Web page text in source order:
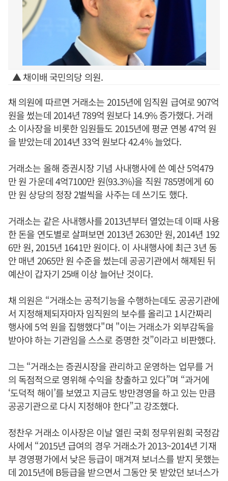
▲ 채이배 국민의당 의원.
채 의원에 따르면 거래소는 2015년에 임직원 급여로 907억
원을 썼는데 2014년 789억 원보다 14.9% 증가했다. 거래
소 이사장을 비롯한 임원들도 2015년에 평균 연봉 47억 원
을 받았는데 2014년 33억 원보다 42.4% 늘었다.
거래소는 올해 증권시장 기념 사내행사에 쓴 예산 5억479
만 원 가운데 4억7100만 원(93.3%)을 직원 785명에게 60
만 원 상당의 정장 2벌씩을 사주는 데 쓰기도 했다.
거래소는 같은 사내행사를 2013년부터 열었는데 이때 사용
한 돈을 연도별로 살펴보면 2013년 2630만 원, 2014년 192
6만 원, 2015년 1641만 원이다. 이 사내행사에 최근 3년 동
안 매년 2065만 원 수준을 썼는데 공공기관에서 해제된 뒤
예산이 갑자기 25배 이상 늘어난 것이다.
채 의원은 “거래소는 공적기능을 수행하는데도 공공기관에
서 지정해제되자마자 임직원의 보수를 올리고 1시간짜리
행사에 5억 원을 집행했다"며 "이는 거래소가 외부감독을
받아야 하는 기관임을 스스로 증명한 것”이라고 비판했다.
그는 “거래소는 증권시장을 관리하고 운영하는 업무를 거
의 독점적으로 영위해 수익을 창출하고 있다”며 “과거에
‘도덕적 해이’를 보였고 지금도 방만경영을 하고 있는 만큼
공공기관으로 다시 지정해야 한다”고 강조했다.
정찬우 거래소 이사장은 이날 열린 국회 정무위원회 국정감
사에서 “2015년 급여의 경우 거래소가 2013~2014년 기재
부 경영평가에서 낮은 등급이 매겨져 보너스를 받지 못했는
데 2015년에 B등급을 받으면서 그동안 못 받았던 보너스가